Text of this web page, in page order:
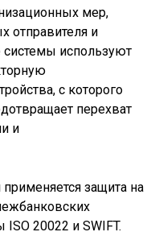
мер,
отправителя и
системы используют
с которого
перехват
и
защита на
20022 и SWIFT.